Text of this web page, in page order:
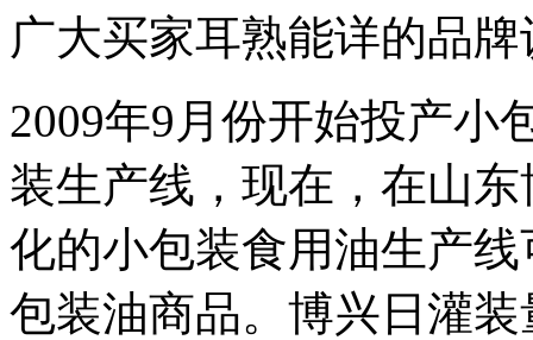
广大买家耳熟能详的品
2009年9月份开始投产小
装生产线，现在，在山
化的小包装食用油生产
包装油商品。博兴日灌